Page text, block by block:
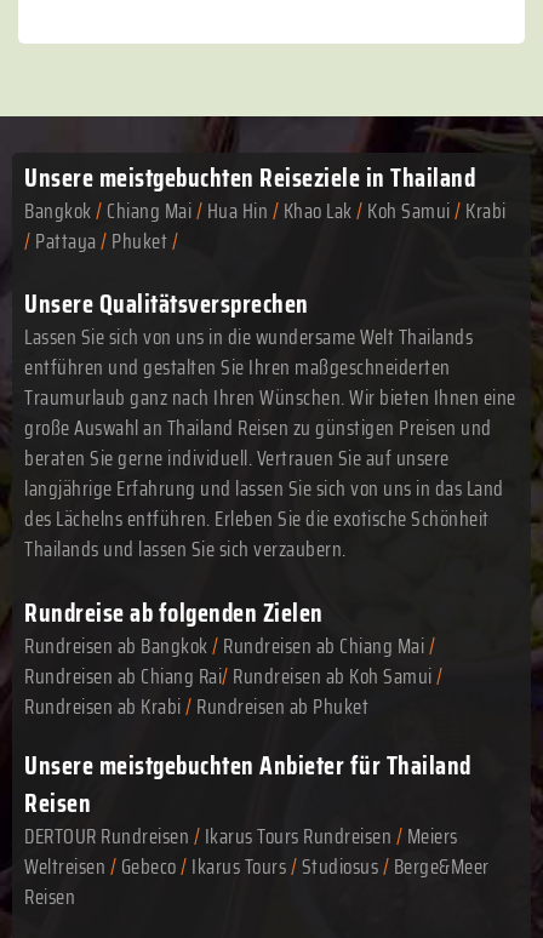
Unsere meistgebuchten Reiseziele in Thailand
Bangkok/Chiang Mai/Hua Hin/Khao Lak/Koh Samui/Krabi
/Pattaya/Phuket/
Unsere Qualitätsversprechen
Lassen Sie sich von uns in die wundersame Welt Thailands
entführen und gestalten Sie Ihren maßgeschneiderten
Traumurlaub ganz nach Ihren Wünschen. Wir bieten Ihnen eine
große Auswahl an Thailand Reisen zu günstigen Preisen und
beraten Sie gerne individuell. Vertrauen Sie auf unsere
langjährige Erfahrung und lassen Sie sich von uns in das Land
des Lächelns entführen. Erleben Sie die exotische Schönheit
Thailands und lassen Sie sich verzaubern.
Rundreise ab folgenden Zielen
Rundreisen ab Bangkok/Rundreisen ab Chiang Mai/
Rundreisen ab Chiang Rai/Rundreisen ab Koh Samui/
Rundreisen ab Krabi/Rundreisen ab Phuket
Unsere meistgebuchten Anbieter für Thailand
Reisen
DERTOUR Rundreisen/Ikarus Tours Rundreisen/Meiers
Weltreisen/Gebeco/Ikarus Tours/Studiosus/Berge&Meer
Reisen